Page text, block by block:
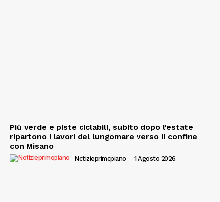
Più verde e piste ciclabili, subito dopo l’estate
ripartono i lavori del lungomare verso il confine
con Misano
Notizieprimopiano - 1 Agosto 2026